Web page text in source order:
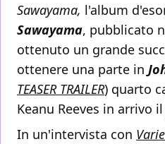
Sawayama, l'album
Sawayama, pubblicato
ottenuto un grande
ottenere una parte in
TEASER TRAILER) quarto
Keanu Reeves in arrivo
In un'intervista con